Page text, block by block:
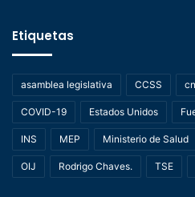
Etiquetas
asamblea legislativa CCSS
COVID-19 Estados Unidos
INS MEP Ministerio de Salud
OIJ Rodrigo Chaves. TSE